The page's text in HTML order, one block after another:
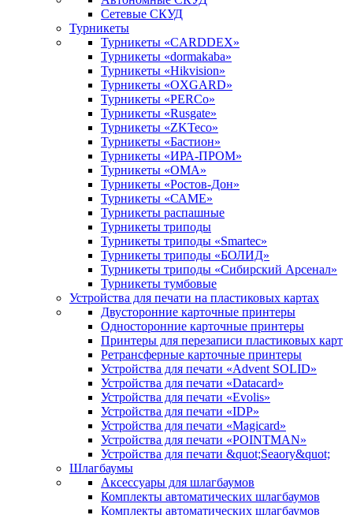
Сетевые СКУД
Турникеты
Турникеты «CARDDEX»
Турникеты «dormakaba»
Турникеты «Hikvision»
Турникеты «OXGARD»
Турникеты «PERCo»
Турникеты «Rusgate»
Турникеты «ZKTeco»
Турникеты «Бастион»
Турникеты «ИРА-ПРОМ»
Турникеты «ОМА»
Турникеты «Ростов-Дон»
Турникеты «САМЕ»
Турникеты распашные
Турникеты триподы
Турникеты триподы «Smartec»
Турникеты триподы «БОЛИД»
Турникеты триподы «Сибирский Арсенал»
Турникеты тумбовые
Устройства для печати на пластиковых картах
Двусторонние карточные принтеры
Односторонние карточные принтеры
Принтеры для перезаписи пластиковых карт
Ретрансферные карточные принтеры
Устройства для печати «Advent SOLID»
Устройства для печати «Datacard»
Устройства для печати «Evolis»
Устройства для печати «IDP»
Устройства для печати «Magicard»
Устройства для печати «POINTMAN»
Устройства для печати &quot;Seaory&quot;
Шлагбаумы
Аксессуары для шлагбаумов
Комплекты автоматических шлагбаумов
Комплекты автоматических шлагбаумов